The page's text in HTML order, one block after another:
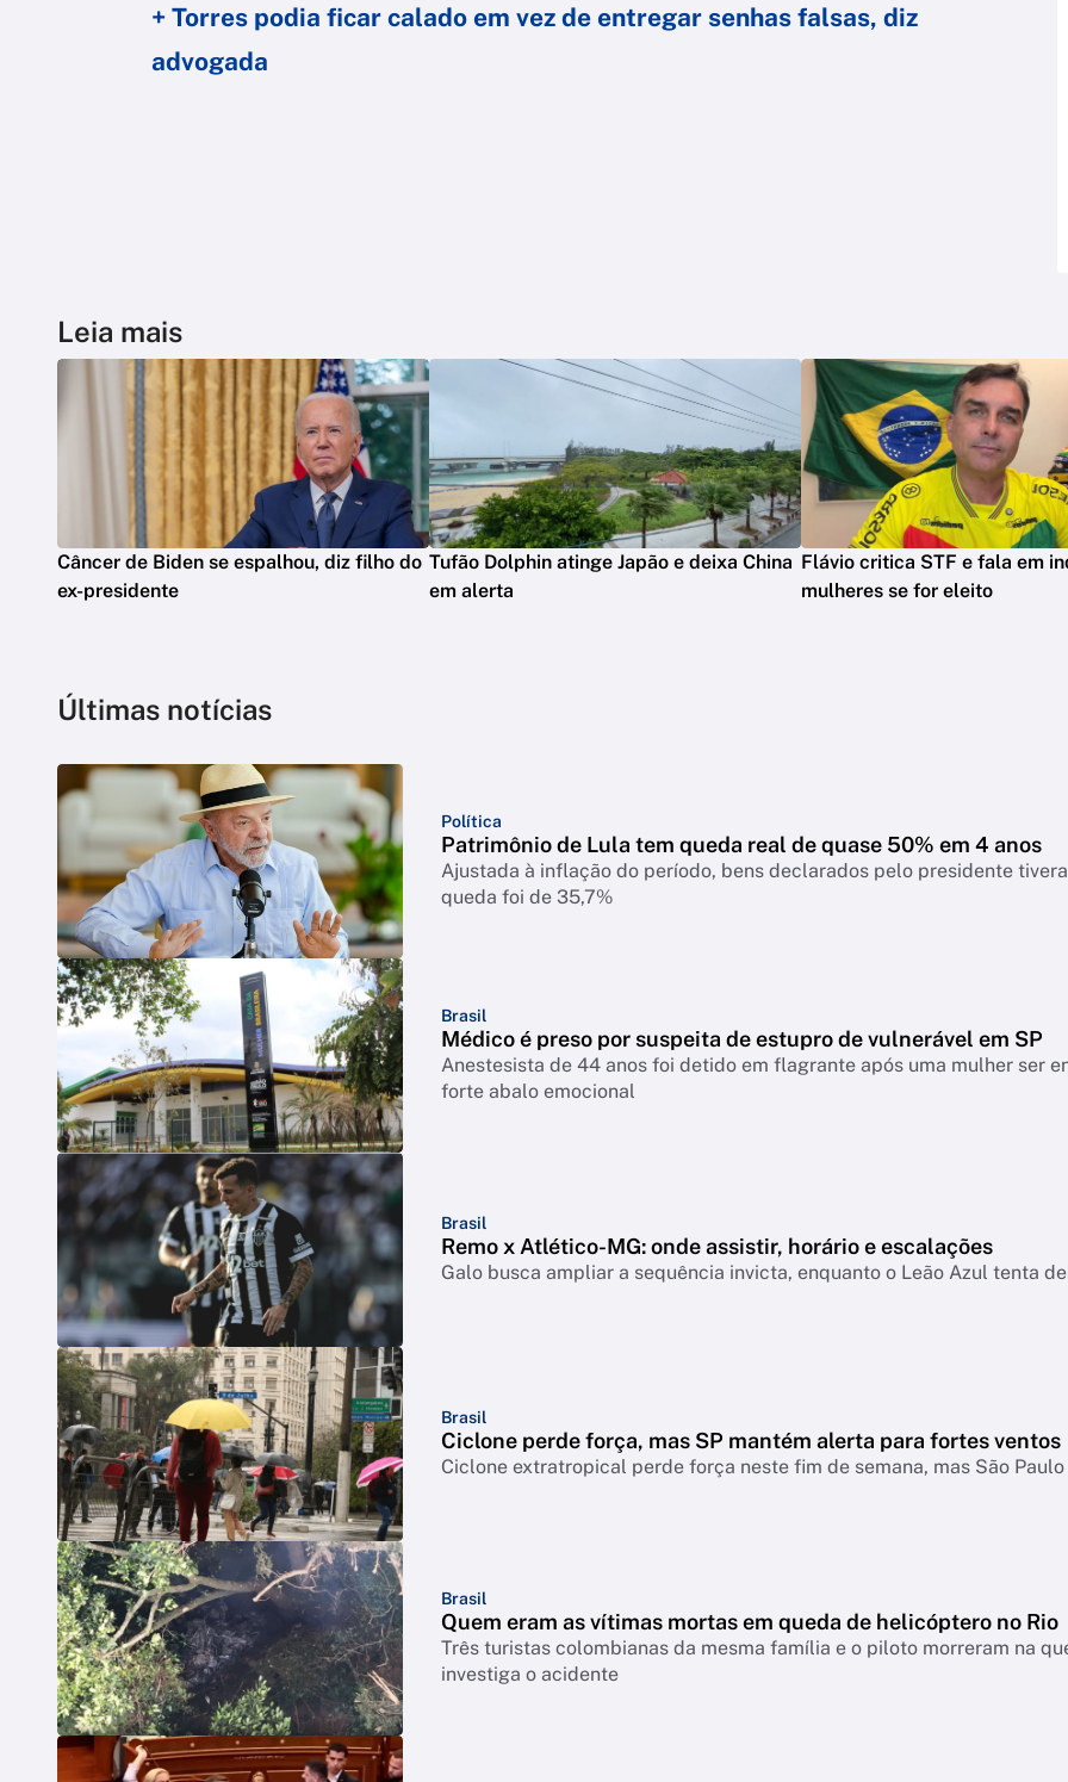
+ Torres podia ficar calado em vez de entregar senhas falsas, diz
advogada
Leia mais
Câncer de Biden se espalhou, diz filho do
ex-presidente
Tufão Dolphin atinge Japão e deixa China
em alerta
Flávio critica STF e fala em
mulheres se for eleito
Últimas notícias
Política
Patrimônio de Lula tem queda real de quase 50% em 4 anos
Ajustada à inflação do período, bens declarados pelo presidente
queda foi de 35,7%
Brasil
Médico é preso por suspeita de estupro de vulnerável em SP
Anestesista de 44 anos foi detido em flagrante após uma mulher ser
forte abalo emocional
Brasil
Remo x Atlético-MG: onde assistir, horário e escalações
Galo busca ampliar a sequência invicta, enquanto o Leão Azul tenta
Brasil
Ciclone perde força, mas SP mantém alerta para fortes ventos
Ciclone extratropical perde força neste fim de semana, mas São
Brasil
Quem eram as vítimas mortas em queda de helicóptero no Rio
Três turistas colombianas da mesma família e o piloto morreram na
investiga o acidente